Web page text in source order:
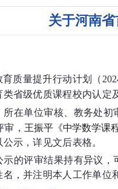
关于河南
质量提升行动计划（
省级优质课程校内认定
所在单位审核、教务处
， 王振平《中学数学课
公示，详见文后表格。
示的评审结果持有异议
，并注明本人工作单位